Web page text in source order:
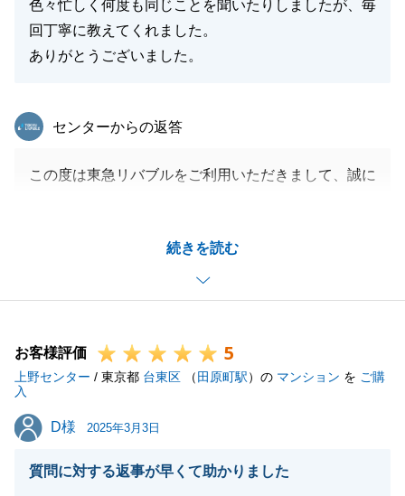
色々忙しく何度も同じことを聞いたりしましたが、毎
回丁寧に教えてくれました。
ありがとうございました。
続きを読む
東急リバブル
センターからの返答
この度は東急リバブルをご利用いただきまして、誠に
今後も何かお困りのことや、お知り合いの中で不動産
でお悩みの方がいらっしゃいましたらお気軽にお声掛
けください。
いたします。
お客様評価 5
上野センター / 東京都 台東区 （ 田原町駅）の マンション を ご購
入
D様
D様 2025年3月3日
質問に対する返事が早くて助かりました